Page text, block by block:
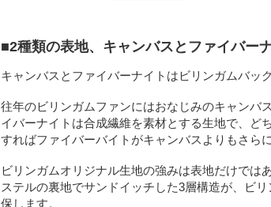
■2種類の表地、キャンバスとファイバー
キャンバスとファイバーナイトはビリンガムバッ
往年のビリンガムファンにはおなじみのキャンバ
イバーナイトは合成繊維を素材とする生地で、ど
すればファイバーバイトがキャンバスよりもさら
ビリンガムオリジナル生地の強みは表地だけでは
ステルの裏地でサンドイッチした3層構造が、ビ
保します。